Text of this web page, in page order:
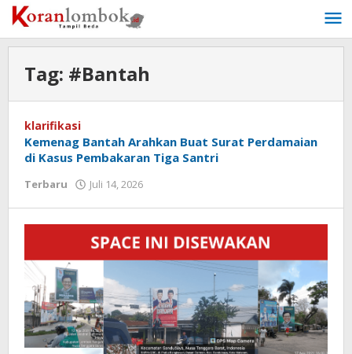
Lewati
ke
konten
Tag: #Bantah
klarifikasi
Kemenag Bantah Arahkan Buat Surat Perdamaian
di Kasus Pembakaran Tiga Santri
Terbaru Juli 14, 2026